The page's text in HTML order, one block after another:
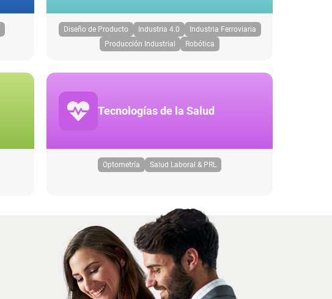
Diseño de Producto Industria 4.0
Industria Ferroviaria
Producción Industrial
Robótica
Tecnologías de la Salud
Optometría Salud Laboral & PRL